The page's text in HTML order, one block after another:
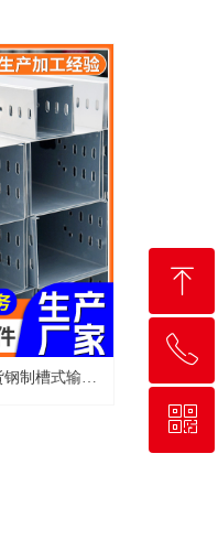
钢制槽式输电
ꁸ
回到顶部
ꂅ
13258993940
ꀥ